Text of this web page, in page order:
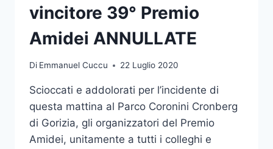
AMIDEI”
A
MARCO
PETTENELLO
LONTANO”)
vincitore 39° Premio
Amidei ANNULLATE
Di Emmanuel Cuccu 22 Luglio 2020
Scioccati e addolorati per l’incidente di
questa mattina al Parco Coronini Cronberg
di Gorizia, gli organizzatori del Premio
Amidei, unitamente a tutti i colleghi e